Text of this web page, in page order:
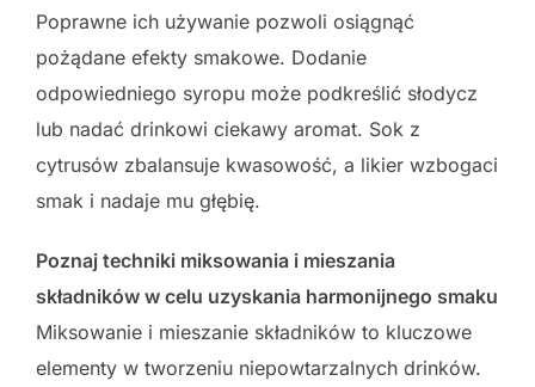
Poprawne ich używanie pozwoli osiągnąć
pożądane efekty smakowe. Dodanie
odpowiedniego syropu może podkreślić słodycz
lub nadać drinkowi ciekawy aromat. Sok z
cytrusów zbalansuje kwasowość, a likier wzbogaci
smak i nadaje mu głębię.
Poznaj techniki miksowania i mieszania
składników w celu uzyskania harmonijnego smaku
Miksowanie i mieszanie składników to kluczowe
elementy w tworzeniu niepowtarzalnych drinków.